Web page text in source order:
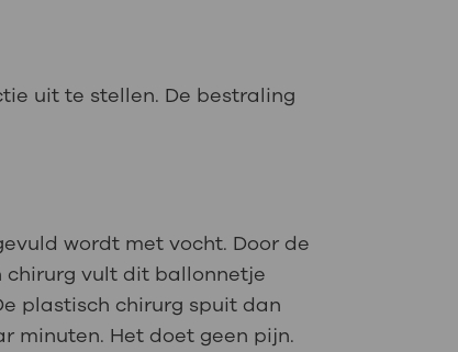
uit te stellen. De bestraling
wordt met vocht. Door de
chirurg vult dit ballonnetje
plastisch chirurg spuit dan
minuten. Het doet geen pijn.